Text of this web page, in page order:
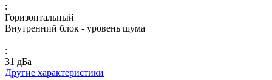
:
Горизонтальный
Внутренний блок - уровень шума
:
31 дБа
Другие характеристики